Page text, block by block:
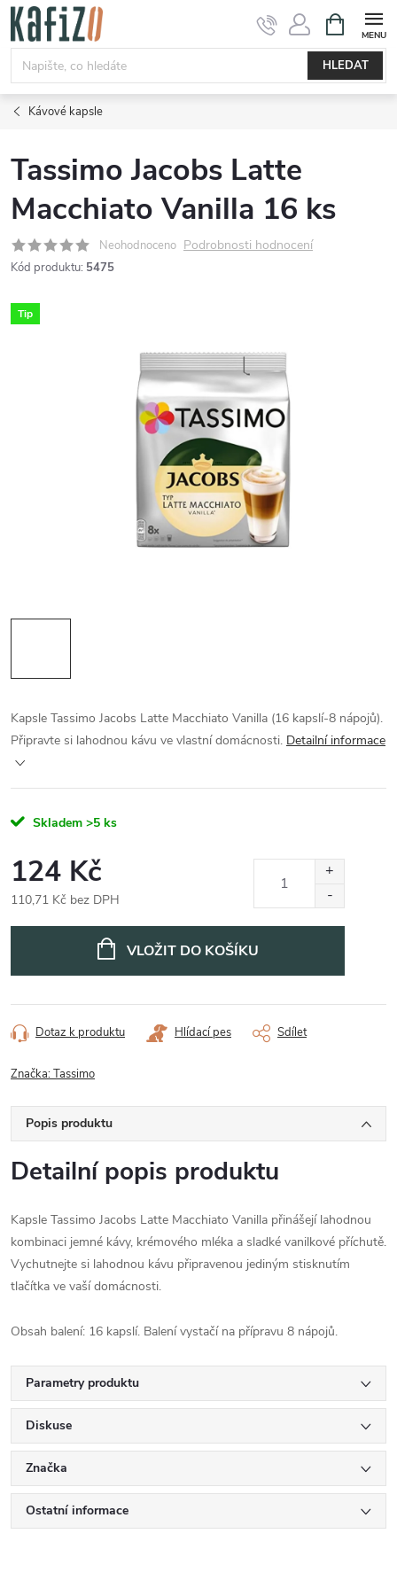
Přejít
obsah
HLEDAT
NÁKUPNÍ
KOŠÍK
Kávové kapsle
Tassimo Jacobs Latte
Macchiato Vanilla 16 ks
Neohodnoceno Podrobnosti hodnocení
Kód produktu: 5475
Tip
Kapsle Tassimo Jacobs Latte Macchiato Vanilla (16 kapslí-8 nápojů).
Připravte si lahodnou kávu ve vlastní domácnosti. Detailní informace
Skladem >5 ks
124 Kč
110,71 Kč bez DPH
VLOŽIT DO KOŠÍKU
Dotaz k produktu Hlídací pes Sdílet
Značka:Tassimo
Popis produktu
Detailní popis produktu
Kapsle Tassimo Jacobs Latte Macchiato Vanilla přinášejí lahodnou
kombinaci jemné kávy, krémového mléka a sladké vanilkové příchutě.
Vychutnejte si lahodnou kávu připravenou jediným stisknutím
tlačítka ve vaší domácnosti.
Obsah balení: 16 kapslí. Balení vystačí na přípravu 8 nápojů.
Parametry produktu
Diskuse
Značka
Ostatní informace